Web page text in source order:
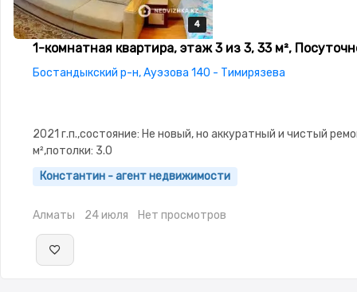
4
4
4
4
1-комнатная квартира, этаж 3 из 3, 33 м²,
Бостандыкский р-н, Ауэзова 140 - Тимирязева
2021 г.п.,состояние: Не новый, но аккуратный и чистый
м²,потолки: 3.0
Константин - агент недвижимости
Алматы 24 июля Нет просмотров